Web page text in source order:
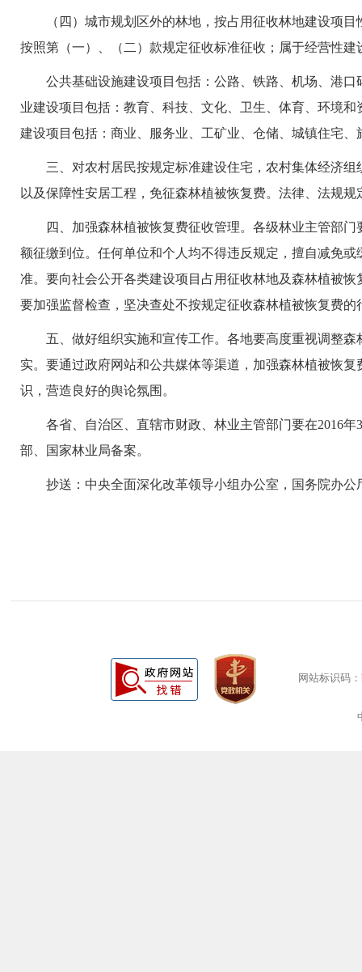
（四）城市规划区外的林地，按占用征收林地建设项目
按照第（一）、（二）款规定征收标准征收；属于经营性
公共基础设施建设项目包括：公路、铁路、机场、港口
业建设项目包括：教育、科技、文化、卫生、体育、环境
建设项目包括：商业、服务业、工矿业、仓储、城镇住宅
三、对农村居民按规定标准建设住宅，农村集体经济组
以及保障性安居工程，免征森林植被恢复费。法律、法规
四、加强森林植被恢复费征收管理。各级林业主管部门
额征缴到位。任何单位和个人均不得违反规定，擅自减免
准。要向社会公开各类建设项目占用征收林地及森林植被
要加强监督检查，坚决查处不按规定征收森林植被恢复费的
五、做好组织实施和宣传工作。各地要高度重视调整森
实。要通过政府网站和公共媒体等渠道，加强森林植被恢
识，营造良好的舆论氛围。
各省、自治区、直辖市财政、林业主管部门要在2016年
部、国家林业局备案。
抄送：中央全面深化改革领导小组办公室，国务院办公
网站标识码